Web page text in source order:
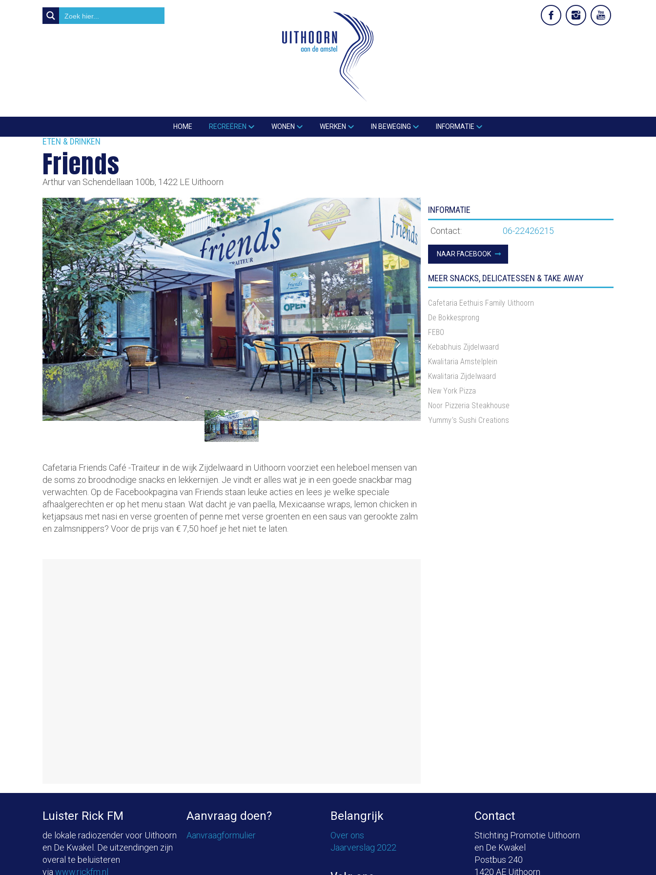
HOME RECREËREN WONEN WERKEN IN BEWEGING INFORMATIE
ETEN & DRINKEN
Friends
Arthur van Schendellaan 100b, 1422 LE Uithoorn
Cafetaria Friends Café -Traiteur in de wijk Zijdelwaard in Uithoorn voorziet een heleboel mensen van
de soms zo broodnodige snacks en lekkernijen. Je vindt er alles wat je in een goede snackbar mag
verwachten. Op de Facebookpagina van Friends staan leuke acties en lees je welke speciale
afhaalgerechten er op het menu staan. Wat dacht je van paella, Mexicaanse wraps, lemon chicken in
ketjapsaus met nasi en verse groenten of penne met verse groenten en een saus van gerookte zalm
en zalmsnippers? Voor de prijs van € 7,50 hoef je het niet te laten.
INFORMATIE
Contact: 06-22426215
NAAR FACEBOOK
MEER SNACKS, DELICATESSEN & TAKE AWAY
Cafetaria Eethuis Family Uithoorn
De Bokkesprong
FEBO
Kebabhuis Zijdelwaard
Kwalitaria Amstelplein
Kwalitaria Zijdelwaard
New York Pizza
Noor Pizzeria Steakhouse
Yummy’s Sushi Creations
Luister Rick FM
de lokale radiozender voor Uithoorn
en De Kwakel. De uitzendingen zijn
overal te beluisteren
viawww.rickfm.nl
Aanvraag doen?
Aanvraagformulier
Belangrijk
Over ons
Jaarverslag 2022
Contact
Stichting Promotie Uithoorn
en De Kwakel
Postbus 240
1420 AE Uithoorn